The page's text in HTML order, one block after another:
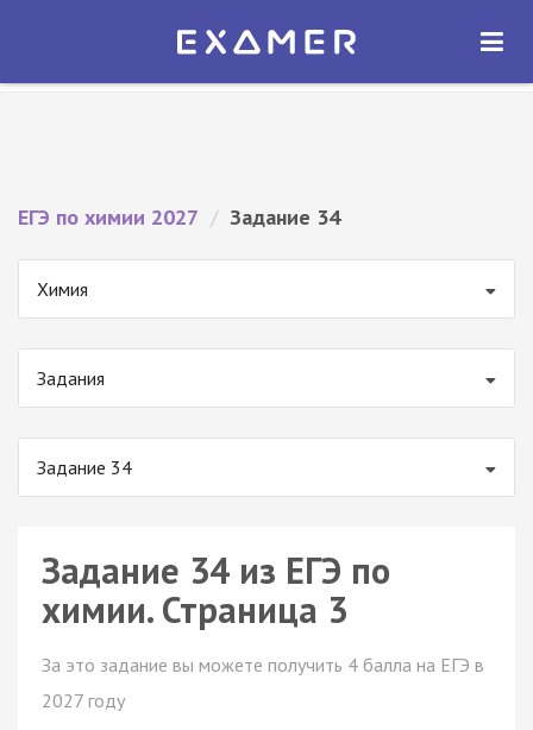
Экзамер — ЕГЭ 2027
ОТКРЫТЬ
ЕГЭ по химии 2027 / Задание 34
Химия
Задания
Задание 34
Задание 34 из ЕГЭ по
химии. Страница 3
За это задание вы можете получить 4 балла на ЕГЭ в
2027 году